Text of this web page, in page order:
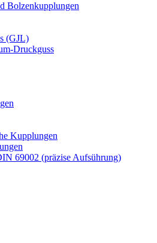
Bolzenkupplungen
(GJL)
Druckguss
Kupplungen
69002 (präzise Aufsührung)